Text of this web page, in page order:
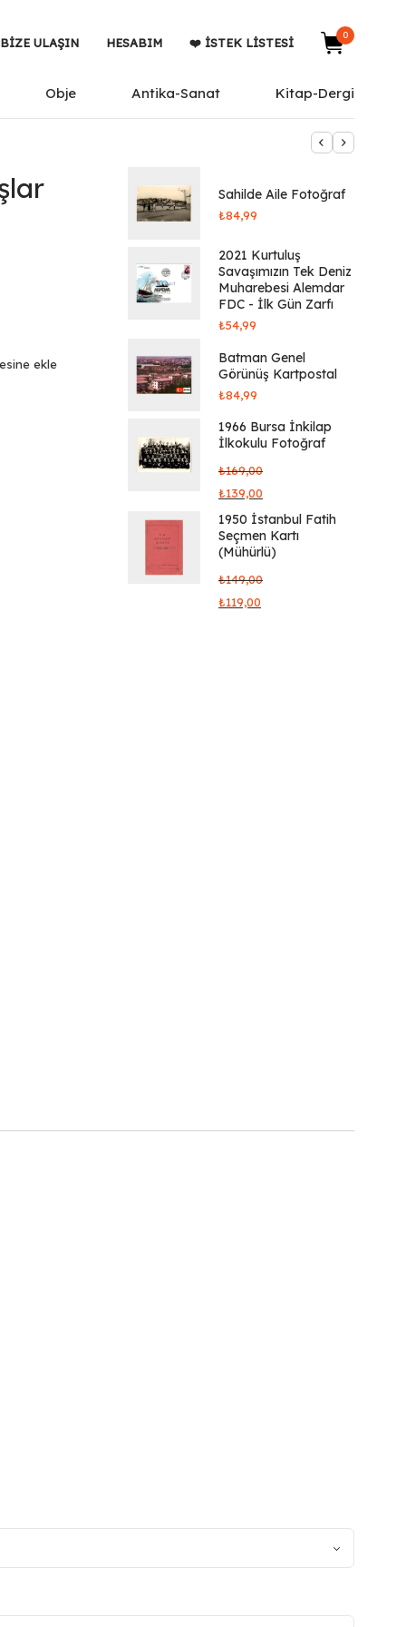
BIZE ULAŞIN HESABIM ❤️ İSTEK LISTESI
0
Obje Antika-Sanat Kitap-Dergi
ekle
Sahilde Aile Fotoğraf
₺84,99
2021 Kurtuluş
Savaşımızın Tek Deniz
Muharebesi Alemdar
FDC - İlk Gün Zarfı
₺54,99
Batman Genel
Görünüş Kartpostal
₺84,99
1966 Bursa İnkilap
İlkokulu Fotoğraf
₺169,00
₺139,00
1950 İstanbul Fatih
Seçmen Kartı
(Mühürlü)
₺149,00
₺119,00